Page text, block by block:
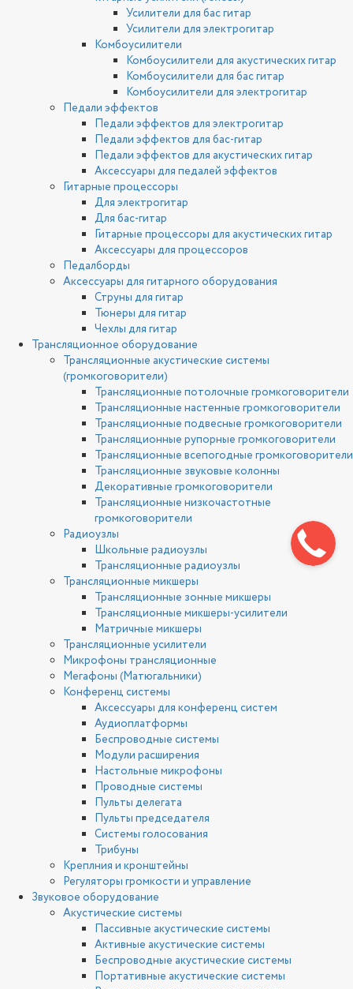
Усилители для бас гитар
Усилители для электрогитар
Комбоусилители
Комбоусилители для акустических гитар
Комбоусилители для бас гитар
Комбоусилители для электрогитар
Педали эффектов
Педали эффектов для электрогитар
Педали эффектов для бас-гитар
Педали эффектов для акустических гитар
Аксессуары для педалей эффектов
Гитарные процессоры
Для электрогитар
Для бас-гитар
Гитарные процессоры для акустических гитар
Аксессуары для процессоров
Педалборды
Аксессуары для гитарного оборудования
Струны для гитар
Тюнеры для гитар
Чехлы для гитар
Трансляционное оборудование
Трансляционные акустические системы
(громкоговорители)
Трансляционные потолочные громкоговорители
Трансляционные настенные громкоговорители
Трансляционные подвесные громкоговорители
Трансляционные рупорные громкоговорители
Трансляционные всепогодные громкоговорители
Трансляционные звуковые колонны
Декоративные громкоговорители
Трансляционные низкочастотные
громкоговорители
Радиоузлы
Школьные радиоузлы
Трансляционные радиоузлы
Трансляционные микшеры
Трансляционные зонные микшеры
Трансляционные микшеры-усилители
Матричные микшеры
Трансляционные усилители
Микрофоны трансляционные
Мегафоны (Матюгальники)
Конференц системы
Аксессуары для конференц систем
Аудиоплатформы
Беспроводные системы
Модули расширения
Настольные микрофоны
Проводные системы
Пульты делегата
Пульты председателя
Системы голосования
Трибуны
Креплния и кронштейны
Регуляторы громкости и управление
Звуковое оборудование
Акустические системы
Пассивные акустические системы
Активные акустические системы
Беспроводные акустические системы
Портативные акустические системы